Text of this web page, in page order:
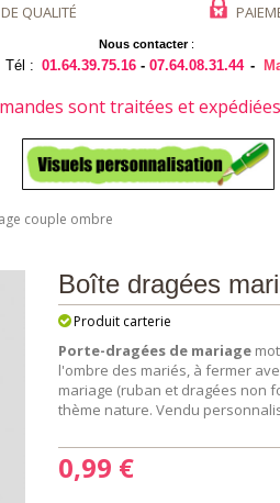
QUALITÉ
Nous contacter:
Tél : 01.64.39.75.16 -07.64.08.31.44 -
sont traitées et
couple ombre
Boîte dragées
Produit carterie
Porte-dragées de mariage
l'ombre des mariés, à fermer
mariage (ruban et dragées non
thème nature. Vendu
0,99 €